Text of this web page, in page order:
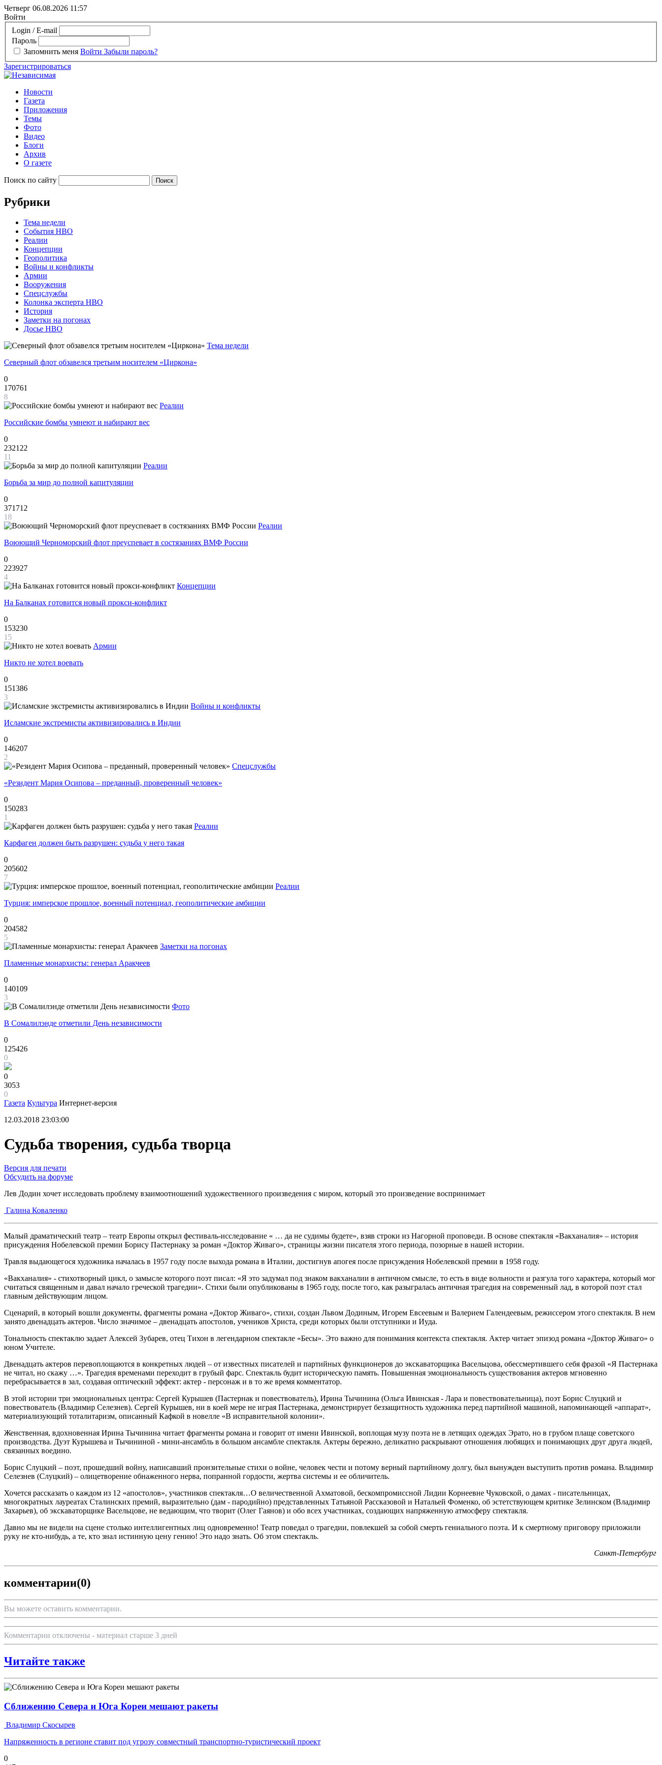
Четверг 06.08.2026 11:57
Войти
Login / E-mail
Пароль
Запомнить меня Войти Забыли пароль?
Зарегистрироваться
Новости
Газета
Приложения
Темы
Фото
Видео
Блоги
Архив
О газете
Поиск по сайту
Рубрики
Тема недели
События НВО
Реалии
Концепции
Геополитика
Войны и конфликты
Армии
Вооружения
Спецслужбы
Колонка эксперта НВО
История
Заметки на погонах
Досье НВО
Тема недели
Северный флот обзавелся третьим носителем «Циркона»
0
170761
8
Реалии
Российские бомбы умнеют и набирают вес
0
232122
11
Реалии
Борьба за мир до полной капитуляции
0
371712
18
Реалии
Воюющий Черноморский флот преуспевает в состязаниях ВМФ России
0
223927
4
Концепции
На Балканах готовится новый прокси-конфликт
0
153230
15
Армии
Никто не хотел воевать
0
151386
3
Войны и конфликты
Исламские экстремисты активизировались в Индии
0
146207
2
Спецслужбы
«Резидент Мария Осипова – преданный, проверенный человек»
0
150283
1
Реалии
Карфаген должен быть разрушен: судьба у него такая
0
205602
7
Реалии
Турция: имперское прошлое, военный потенциал, геополитические амбиции
0
204582
5
Заметки на погонах
Пламенные монархисты: генерал Аракчеев
0
140109
3
Фото
В Сомалилэнде отметили День независимости
0
125426
0
0
3053
0
Газета Культура Интернет-версия
12.03.2018 23:03:00
Судьба творения, судьба творца
Версия для печати
Обсудить на форуме
Лев Додин хочет исследовать проблему взаимоотношений художественного произведения с миром, который это произведение воспринимает
Галина Коваленко
Малый драматический театр – театр Европы открыл фестиваль-исследование « … да не судимы будете», взяв строки из Нагорной проповеди. В основе спектакля «Вакханалия» – история
присуждения Нобелевской премии Борису Пастернаку за роман «Доктор Живаго», страницы жизни писателя этого периода, позорные в нашей истории.
Травля выдающегося художника началась в 1957 году после выхода романа в Италии, достигнув апогея после присуждения Нобелевской премии в 1958 году.
«Вакханалия» - стихотворный цикл, о замысле которого поэт писал: «Я это задумал под знаком вакханалии в античном смысле, то есть в виде вольности и разгула того характера, который мог
считаться священным и давал начало греческой трагедии». Стихи были опубликованы в 1965 году, после того, как разыгралась античная трагедия на современный лад, в которой поэт стал
главным действующим лицом.
Сценарий, в который вошли документы, фрагменты романа «Доктор Живаго», стихи, создан Львом Додиным, Игорем Евсеевым и Валерием Галендеевым, режиссером этого спектакля. В нем
занято двенадцать актеров. Число значимое – двенадцать апостолов, учеников Христа, среди которых были отступники и Иуда.
Тональность спектаклю задает Алексей Зубарев, отец Тихон в легендарном спектакле «Бесы». Это важно для понимания контекста спектакля. Актер читает эпизод романа «Доктор Живаго» о
юном Учителе.
Двенадцать актеров перевоплощаются в конкретных людей – от известных писателей и партийных функционеров до экскаваторщика Васельцова, обессмертившего себя фразой «Я Пастернака
не читал, но скажу …». Трагедия временами переходит в грубый фарс. Спектакль будит историческую память. Повышенная эмоциональность существования актеров мгновенно
перебрасывается в зал, создавая оптический эффект: актер - персонаж и в то же время комментатор.
В этой истории три эмоциональных центра: Сергей Курышев (Пастернак и повествователь), Ирина Тычинина (Ольга Ивинская - Лара и повествовательница), поэт Борис Слуцкий и
повествователь (Владимир Селезнев). Сергей Курышев, ни в коей мере не играя Пастернака, демонстрирует беззащитность художника перед партийной машиной, напоминающей «аппарат»,
материализующий тоталитаризм, описанный Кафкой в новелле «В исправительной колонии».
Женственная, вдохновенная Ирина Тычинина читает фрагменты романа и говорит от имени Ивинской, воплощая музу поэта не в летящих одеждах Эрато, но в грубом плаще советского
производства. Дуэт Курышева и Тычининой - мини-ансамбль в большом ансамбле спектакля. Актеры бережно, деликатно раскрывают отношения любящих и понимающих друг друга людей,
связанных воедино.
Борис Слуцкий – поэт, прошедший войну, написавший пронзительные стихи о войне, человек чести и потому верный партийному долгу, был вынужден выступить против романа. Владимир
Селезнев (Слуцкий) – олицетворение обнаженного нерва, попранной гордости, жертва системы и ее обличитель.
Хочется рассказать о каждом из 12 «апостолов», участников спектакля…О величественной Ахматовой, бескомпромиссной Лидии Корнеевне Чуковской, о дамах - писательницах,
многократных лауреатах Сталинских премий, выразительно (дам - пародийно) представленных Татьяной Рассказовой и Натальей Фоменко, об эстетствующем критике Зелинском (Владимир
Захарьев), об экскаваторщике Васельцове, не ведающим, что творит (Олег Гаянов) и обо всех участниках, создающих напряженную атмосферу спектакля.
Давно мы не видели на сцене столько интеллигентных лиц одновременно! Театр поведал о трагедии, повлекшей за собой смерть гениального поэта. И к смертному приговору приложили
руку не кто-нибудь, а те, кто знал истинную цену гению! Это надо знать. Об этом спектакль.
Санкт-Петербург
комментарии(0)
Вы можете оставить комментарии.
Комментарии отключены - материал старше 3 дней
Читайте также
Сближению Севера и Юга Кореи мешают ракеты
Владимир Скосырев
Напряженность в регионе ставит под угрозу совместный транспортно-туристический проект
0